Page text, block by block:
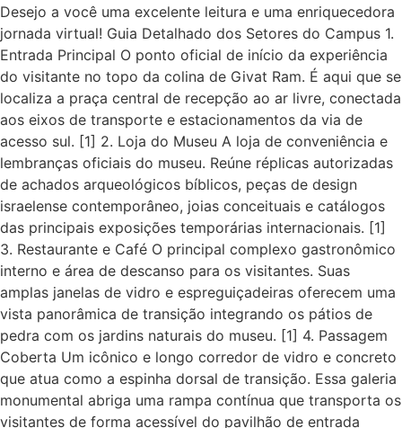
Desejo a você uma excelente leitura e uma enriquecedora
jornada virtual! Guia Detalhado dos Setores do Campus 1.
Entrada Principal O ponto oficial de início da experiência
do visitante no topo da colina de Givat Ram. É aqui que se
localiza a praça central de recepção ao ar livre, conectada
aos eixos de transporte e estacionamentos da via de
acesso sul. [1] 2. Loja do Museu A loja de conveniência e
lembranças oficiais do museu. Reúne réplicas autorizadas
de achados arqueológicos bíblicos, peças de design
israelense contemporâneo, joias conceituais e catálogos
das principais exposições temporárias internacionais. [1]
3. Restaurante e Café O principal complexo gastronômico
interno e área de descanso para os visitantes. Suas
amplas janelas de vidro e espreguiçadeiras oferecem uma
vista panorâmica de transição integrando os pátios de
pedra com os jardins naturais do museu. [1] 4. Passagem
Coberta Um icônico e longo corredor de vidro e concreto
que atua como a espinha dorsal de transição. Essa galeria
monumental abriga uma rampa contínua que transporta os
visitantes de forma acessível do pavilhão de entrada